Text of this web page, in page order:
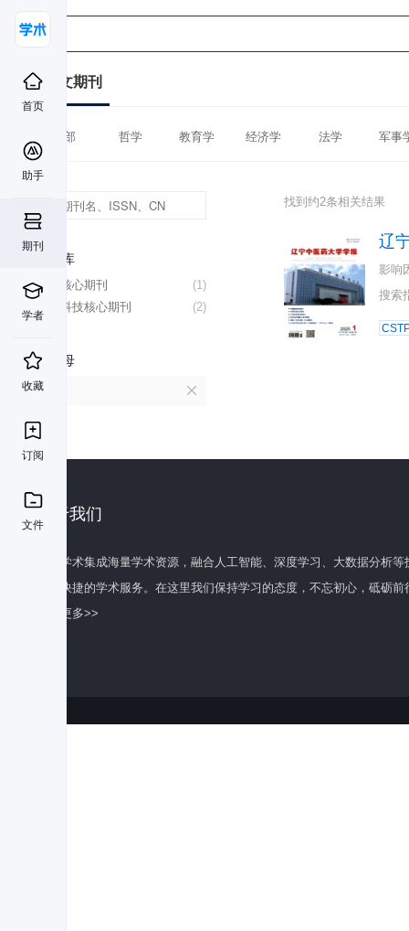
首页
助手
期刊
学者
收藏
订阅
文件
中文期刊
全部 哲学 教育学 经济学 法学 军事
数据库
(1)
北大核心期刊
(2)
中国科技核心期刊
首字母
L
找到约2条相关结果
辽
影响
搜索
关于我们
百度学术集成海量学术资源，融合人工智能、深度学习、大数据分析
全面快捷的学术服务。在这里我们保持学习的态度，不忘初心，砥砺前
了解更多>>